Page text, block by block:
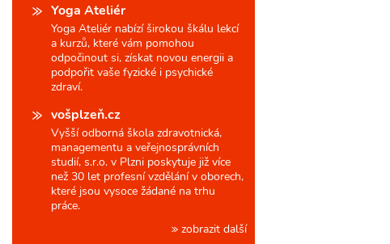
Yoga Ateliér
Yoga Ateliér nabízí širokou škálu lekcí
a kurzů, které vám pomohou
odpočinout si, získat novou energii a
podpořit vaše fyzické i psychické
zdraví.
vošplzeň.cz
Vyšší odborná škola zdravotnická,
managementu a veřejnosprávních
studií, s.r.o. v Plzni poskytuje již více
než 30 let profesní vzdělání v oborech,
které jsou vysoce žádané na trhu
práce.
zobrazit další